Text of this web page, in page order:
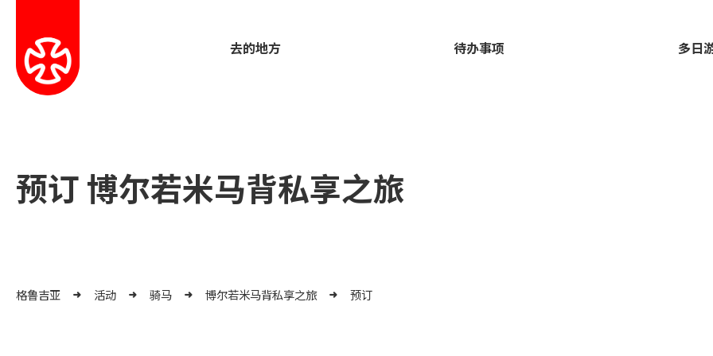
去的地方 待办事项 多日
预订 博尔若米马背私享之旅
格鲁吉亚 活动 骑马 博尔若米马背私享之旅 预订